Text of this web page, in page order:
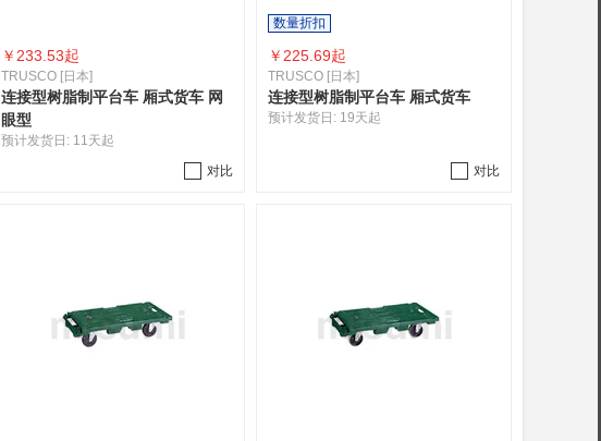
￥ 233.53起
TRUSCO [日本]
连接型树脂制平台车 厢式货车 网
眼型
预计发货日: 11天起
对比
数量折扣
￥ 225.69起
TRUSCO [日本]
连接型树脂制平台车 厢式货车
预计发货日: 19天起
对比